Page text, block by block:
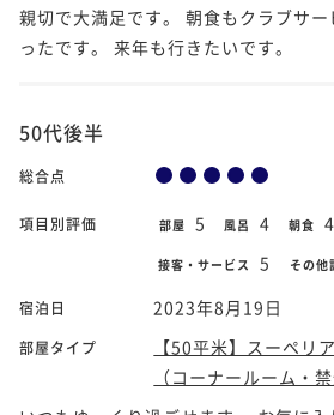
親切で大満足です。 朝食もクラブサ
ったです。 来年も行きたいです。
50代後半
総合点
項目別評価 部屋 5 風呂 4 朝食 4
接客・サービス 5 その他
宿泊日 2023年8月19日
部屋タイプ
【50平米】スーペリ
（コーナールーム・